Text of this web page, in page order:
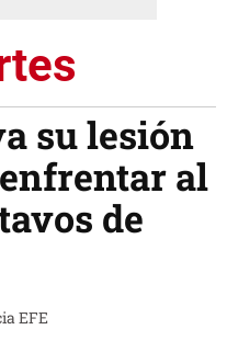
su lesión
al
de
EFE